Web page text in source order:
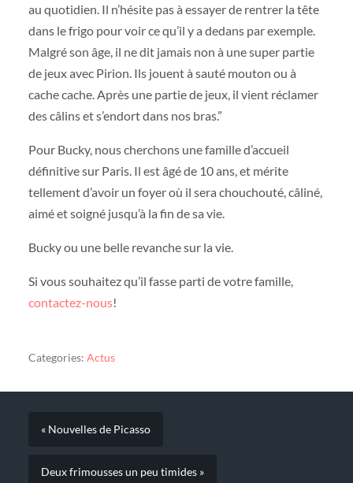
au quotidien. Il n’hésite pas à essayer de rentrer la tête
dans le frigo pour voir ce qu’il y a dedans par exemple.
Malgré son âge, il ne dit jamais non à une super partie
de jeux avec Pirion. Ils jouent à sauté mouton ou à
cache cache. Après une partie de jeux, il vient réclamer
des câlins et s’endort dans nos bras.”
Pour Bucky, nous cherchons une famille d’accueil
définitive sur Paris. Il est âgé de 10 ans, et mérite
tellement d’avoir un foyer où il sera chouchouté, câliné,
aimé et soigné jusqu’à la fin de sa vie.
Bucky ou une belle revanche sur la vie.
Si vous souhaitez qu’il fasse parti de votre famille,
contactez-nous!
Categories: Actus
« Nouvelles de Picasso
Deux frimousses un peu timides »